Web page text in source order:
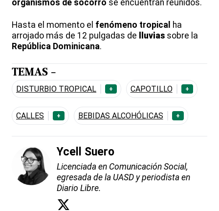
organismos de socorro se encuentran reunidos.
Hasta el momento el fenómeno tropical ha
arrojado más de 12 pulgadas de
lluvias sobre la
República Dominicana.
TEMAS -
DISTURBIO TROPICAL + CAPOTILLO +
CALLES + BEBIDAS ALCOHÓLICAS +
Ycell Suero
Licenciada en Comunicación Social,
egresada de la UASD y periodista en
Diario Libre.